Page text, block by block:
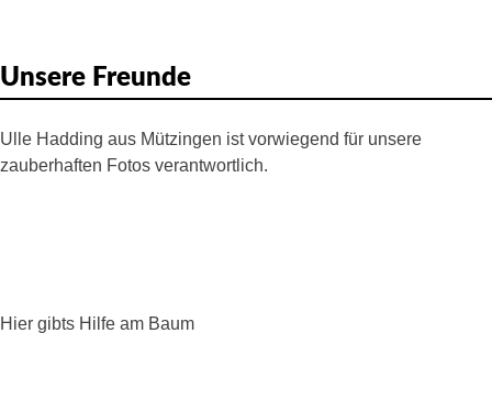
Unsere Freunde
Ulle Hadding aus Mützingen ist vorwiegend für unsere
zauberhaften Fotos verantwortlich.
Hier gibts Hilfe am Baum